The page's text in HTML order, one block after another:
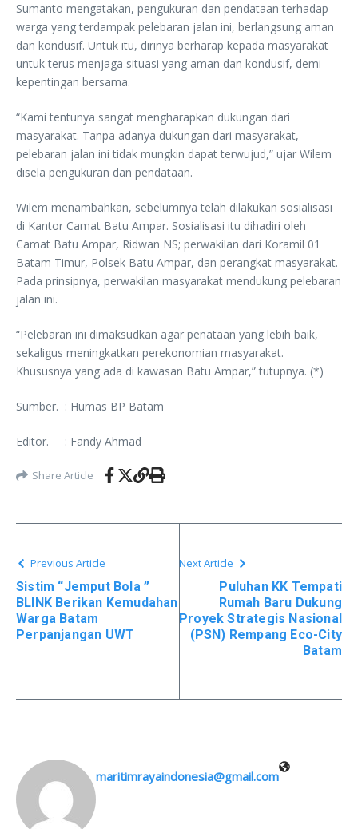
Sumanto mengatakan, pengukuran dan pendataan terhadap
warga yang terdampak pelebaran jalan ini, berlangsung aman
dan kondusif. Untuk itu, dirinya berharap kepada masyarakat
untuk terus menjaga situasi yang aman dan kondusif, demi
kepentingan bersama.
“Kami tentunya sangat mengharapkan dukungan dari
masyarakat. Tanpa adanya dukungan dari masyarakat,
pelebaran jalan ini tidak mungkin dapat terwujud,” ujar Wilem
disela pengukuran dan pendataan.
Wilem menambahkan, sebelumnya telah dilakukan sosialisasi
di Kantor Camat Batu Ampar. Sosialisasi itu dihadiri oleh
Camat Batu Ampar, Ridwan NS; perwakilan dari Koramil 01
Batam Timur, Polsek Batu Ampar, dan perangkat masyarakat.
Pada prinsipnya, perwakilan masyarakat mendukung pelebaran
jalan ini.
“Pelebaran ini dimaksudkan agar penataan yang lebih baik,
sekaligus meningkatkan perekonomian masyarakat.
Khususnya yang ada di kawasan Batu Ampar,” tutupnya. (*)
Sumber. : Humas BP Batam
Editor. : Fandy Ahmad
Share Article
Previous Article
Sistim “Jemput Bola ”
BLINK Berikan Kemudahan
Warga Batam
Perpanjangan UWT
Next Article
Puluhan KK Tempati
Rumah Baru Dukung
Proyek Strategis Nasional
(PSN) Rempang Eco-City
Batam
maritimrayaindonesia@gmail.com